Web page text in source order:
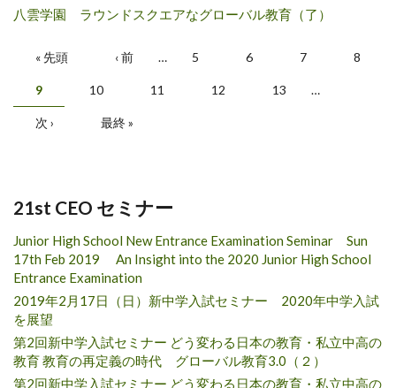
八雲学園 ラウンドスクエアなグローバル教育（了）
ページ
« 先頭 ‹ 前 … 5 6 7 8
9 10 11 12 13 …
次 › 最終 »
21st CEO セミナー
Junior High School New Entrance Examination Seminar Sun
17th Feb 2019 An Insight into the 2020 Junior High School
Entrance Examination
2019年2月17日（日）新中学入試セミナー 2020年中学入試
を展望
第2回新中学入試セミナー どう変わる日本の教育・私立中高の
教育 教育の再定義の時代 グローバル教育3.0（２）
第2回新中学入試セミナー どう変わる日本の教育・私立中高の